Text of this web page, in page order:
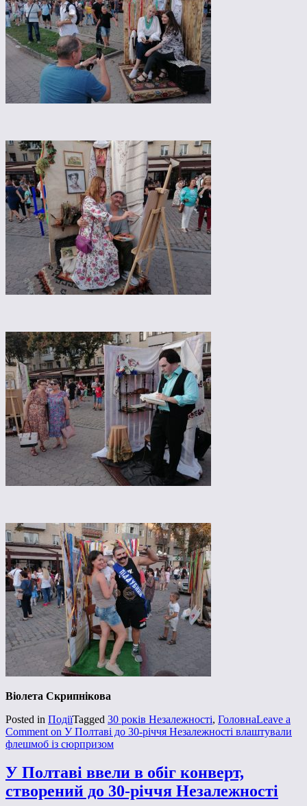
Віолета Скрипнікова
Posted in ПодіїTagged 30 років Незалежності, ГоловнаLeave a
Comment on У Полтаві до 30-річчя Незалежності влаштували
флешмоб із сюрпризом
У Полтаві ввели в обіг конверт,
створений до 30-річчя Незалежності